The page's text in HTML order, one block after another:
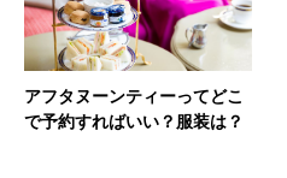
アフタヌーンティーってどこ
で予約すればいい？服装は？